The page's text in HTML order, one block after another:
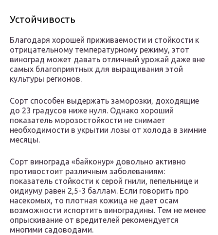
Устойчивость
Благодаря хорошей приживаемости и стойкости к
отрицательному температурному режиму, этот
виноград может давать отличный урожай даже вне
самых благоприятных для выращивания этой
культуры регионов.
Cорт способен выдержать заморозки, доходящие
до 23 градусов ниже нуля. Однако хороший
показатель морозостойкости не снимает
необходимости в укрытии лозы от холода в зимние
месяцы.
Сорт винограда «байконур» довольно активно
противостоит различным заболеваниям:
показатель стойкости к серой гнили, пепельнице и
оидиуму равен 2,5-3 баллам. Если говорить про
насекомых, то плотная кожица не дает осам
возможности испортить виноградины. Тем не менее
опрыскивание от вредителей рекомендуется
многими садоводами.